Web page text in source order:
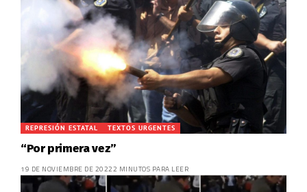
REPRESIÓN ESTATAL TEXTOS URGENTES
“Por primera vez”
19 DE NOVIEMBRE DE 20222 MINUTOS PARA LEER